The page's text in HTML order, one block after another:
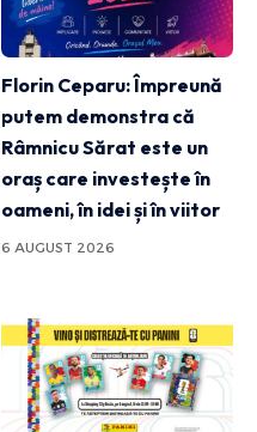
Florin Ceparu: Împreună
putem demonstra că
Râmnicu Sărat este un
oraș care investește în
oameni, în idei și în viitor
6 AUGUST 2026